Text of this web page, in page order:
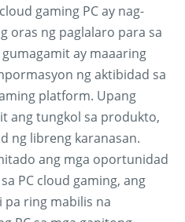
gaming PC ay nag-
oras ng paglalaro para sa
ay maaaring
ng aktibidad sa
platform. Upang
ang tungkol sa produkto,
ng libreng karanasan.
ang mga oportunidad
PC cloud gaming, ang
pa ring mabilis na